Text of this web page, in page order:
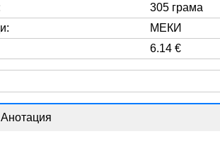
305 грама
МЕКИ
6.14 €
Анотация